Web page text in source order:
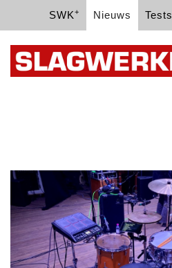
SWK+ Nieuws Tests